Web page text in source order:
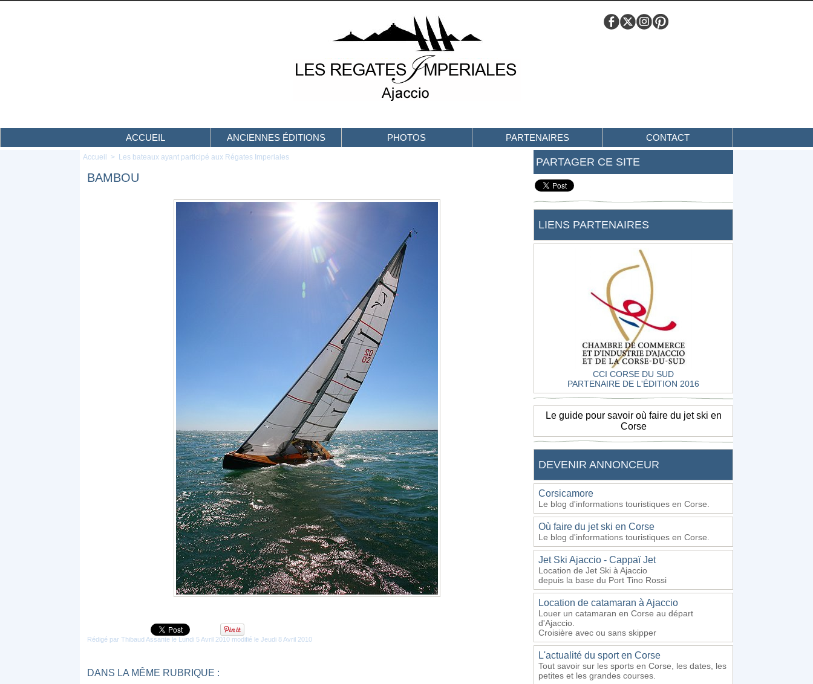
ACCUEIL ANCIENNES ÉDITIONS PHOTOS PARTENAIRES CONTACT
Accueil > Les bateaux ayant participé aux Régates Imperiales
BAMBOU
Rédigé par Thibaud Assante le Lundi 5 Avril 2010 modifié le Jeudi 8 Avril 2010
DANS LA MÊME RUBRIQUE :
PARTAGER CE SITE
LIENS PARTENAIRES
CCI CORSE DU SUD
PARTENAIRE DE L'ÉDITION 2016
Le guide pour savoir où faire du jet ski en
Corse
DEVENIR ANNONCEUR
Corsicamore
Le blog d'informations touristiques en Corse.
Où faire du jet ski en Corse
Le blog d'informations touristiques en Corse.
Jet Ski Ajaccio - Cappaï Jet
Location de Jet Ski à Ajaccio
depuis la base du Port Tino Rossi
Location de catamaran à Ajaccio
Louer un catamaran en Corse au départ
d'Ajaccio.
Croisière avec ou sans skipper
L'actualité du sport en Corse
Tout savoir sur les sports en Corse, les dates, les
petites et les grandes courses.